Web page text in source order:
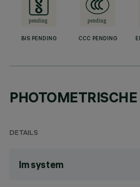
BIS PENDING CCC PENDING
DETAILS
lm system